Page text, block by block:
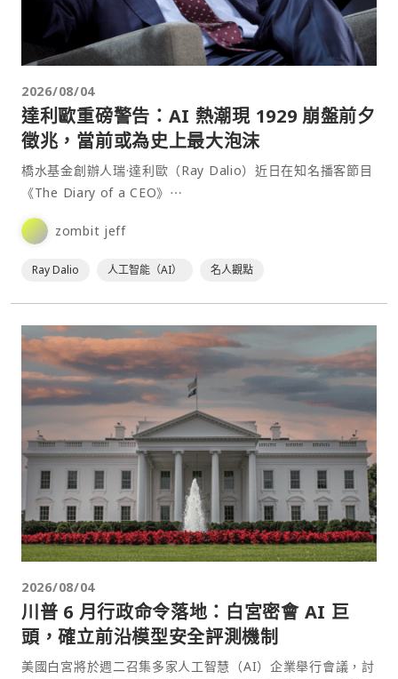
2026/08/04
達利歐重磅警告：AI 熱潮現 1929 崩盤前夕
徵兆，當前或為史上最大泡沫
橋水基金創辦人瑞·達利歐（Ray Dalio）近日在知名播客節目
《The Diary of a CEO》⋯
zombit jeff
Ray Dalio 人工智能（AI） 名人觀點
2026/08/04
川普 6 月行政命令落地：白宮密會 AI 巨
頭，確立前沿模型安全評測機制
美國白宮將於週二召集多家人工智慧（AI）企業舉行會議，討